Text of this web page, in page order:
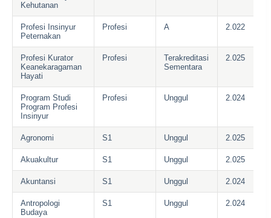
Kehutanan
Profesi Insinyur
Peternakan
Profesi A 2.022
Profesi Kurator
Keanekaragaman
Hayati
Profesi
Terakreditasi
Sementara
2.025
Program Studi
Program Profesi
Insinyur
Profesi Unggul 2.024
Agronomi S1 Unggul 2.025
Akuakultur S1 Unggul 2.025
Akuntansi S1 Unggul 2.024
Antropologi
Budaya
S1 Unggul 2.024